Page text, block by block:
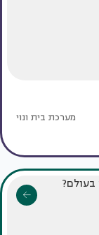
מערכת בית ונוי